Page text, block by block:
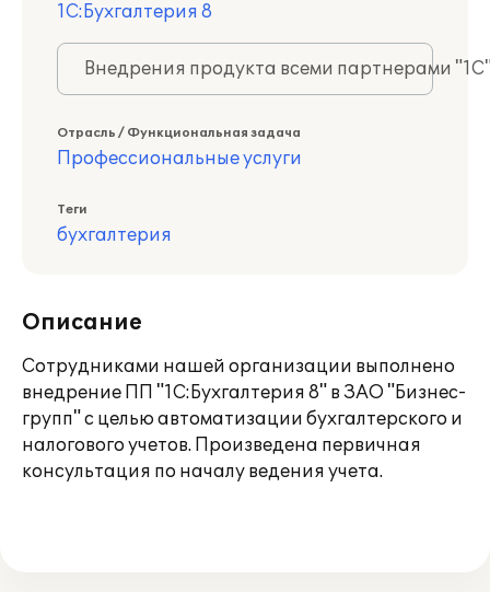
1С:Бухгалтерия 8
Внедрения продукта всеми партнерами
Отрасль / Функциональная задача
Профессиональные услуги
Теги
бухгалтерия
Описание
Сотрудниками нашей организации выполнено
внедрение ПП "1С:Бухгалтерия 8" в ЗАО "Бизнес-
групп" с целью автоматизации бухгалтерского и
налогового учетов. Произведена первичная
консультация по началу ведения учета.